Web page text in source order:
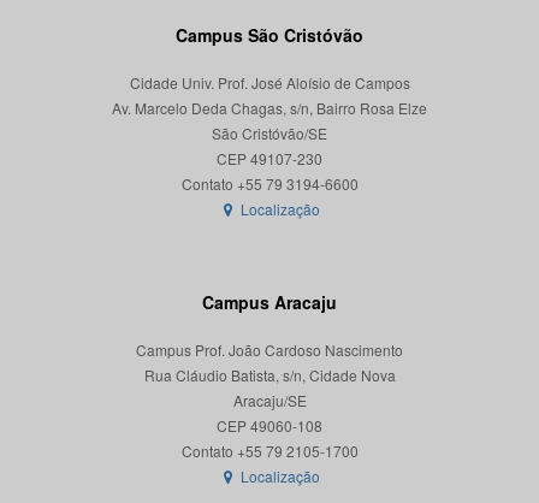
Campus São Cristóvão
Cidade Univ. Prof. José Aloísio de Campos
Av. Marcelo Deda Chagas, s/n, Bairro Rosa Elze
São Cristóvão/SE
CEP 49107-230
Localização
Campus Aracaju
Campus Prof. João Cardoso Nascimento
Rua Cláudio Batista, s/n, Cidade Nova
Aracaju/SE
CEP 49060-108
Localização